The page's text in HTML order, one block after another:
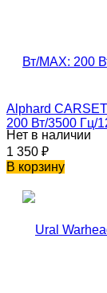
Alphard
200 Вт/3500 Гц/
Нет в наличии
1 350 ₽
В корзину